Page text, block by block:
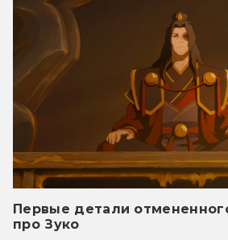
Первые детали
про Зуко